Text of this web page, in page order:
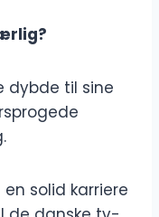
dybde til sine
solid karriere